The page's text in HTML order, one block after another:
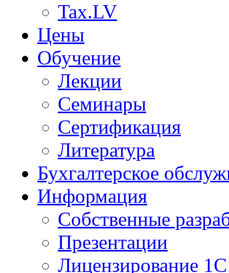
Tax.LV
Цены
Обучение
Лекции
Семинары
Сертификация
Литература
Бухгалтерское
Информация
Собственные
Презентации
Лицензирование 1С